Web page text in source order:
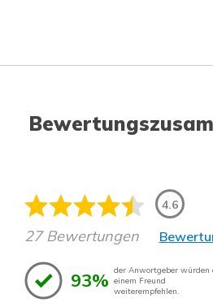
4.6
27 Bewertungen
93% der Anwortgeber würden
einem Freund
weiterempfehlen.